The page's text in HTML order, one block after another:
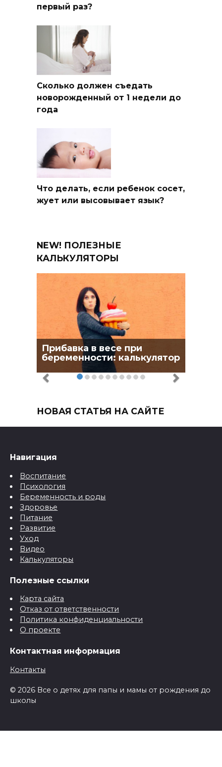
первый раз?
Сколько должен съедать
новорожденный от 1 недели до
года
Что делать, если ребенок сосет,
жует или высовывает язык?
NEW! ПОЛЕЗНЫЕ
КАЛЬКУЛЯТОРЫ
Прибавка в весе при
беременности: калькулятор
НОВАЯ СТАТЬЯ НА САЙТЕ
Навигация
Воспитание
Психология
Беременность и роды
Здоровье
Питание
Развитие
Уход
Видео
Калькуляторы
Полезные ссылки
Карта сайта
Отказ от ответственности
Политика конфиденциальности
О проекте
Контактная информация
Контакты
© 2026 Все о детях для папы и мамы от рождения до
школы